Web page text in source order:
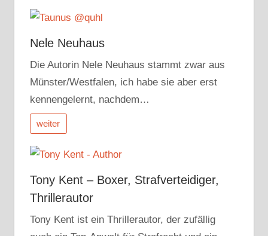
Nele Neuhaus
Die Autorin Nele Neuhaus stammt zwar aus
Münster/Westfalen, ich habe sie aber erst
kennengelernt, nachdem…
weiter
Tony Kent – Boxer, Strafverteidiger,
Thrillerautor
Tony Kent ist ein Thrillerautor, der zufällig